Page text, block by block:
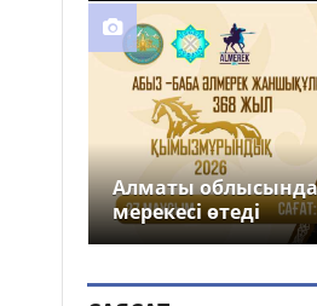
Алматы
мерекесі өтеді